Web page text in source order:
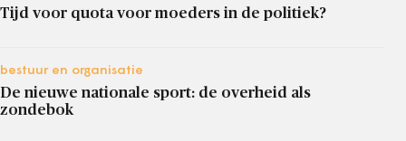
Tijd voor quota voor moeders in de politiek?
bestuur en organisatie
De nieuwe nationale sport: de overheid als
zondebok